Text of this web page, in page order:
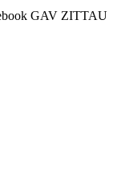
GAV ZITTAU